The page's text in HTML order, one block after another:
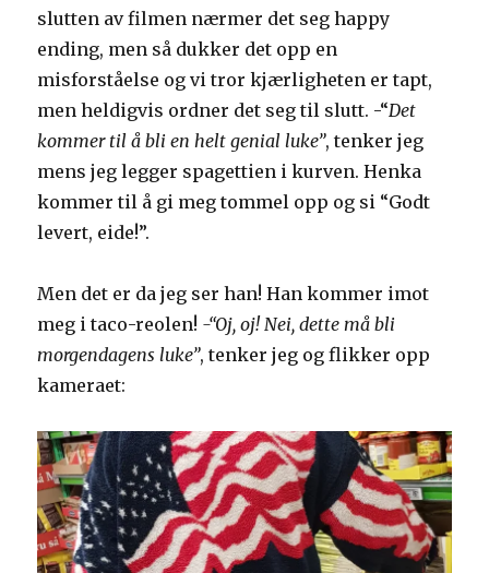
slutten av filmen nærmer det seg happy
ending, men så dukker det opp en
misforståelse og vi tror kjærligheten er tapt,
men heldigvis ordner det seg til slutt. -“Det
kommer til å bli en helt genial luke”, tenker jeg
mens jeg legger spagettien i kurven. Henka
kommer til å gi meg tommel opp og si “Godt
levert, eide!”.
Men det er da jeg ser han! Han kommer imot
meg i taco-reolen! -“Oj, oj! Nei, dette må bli
morgendagens luke”, tenker jeg og flikker opp
kameraet: